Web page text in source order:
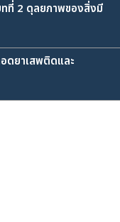
ทที่ 2 ดุลยภาพของสิ่งมี
ดยาเสพติดและ